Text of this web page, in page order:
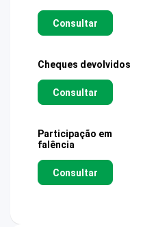
Consultar
Cheques devolvidos
Consultar
Participação em
falência
Consultar